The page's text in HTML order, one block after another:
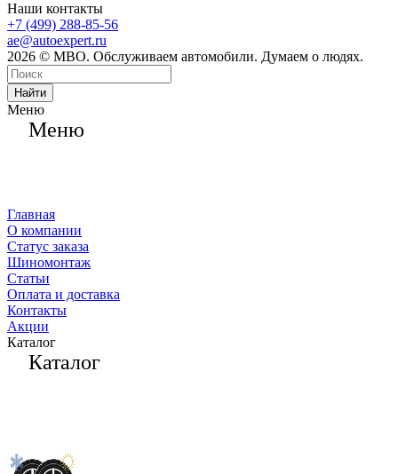
Наши контакты
+7 (499) 288-85-56
ae@autoexpert.ru
2026 © МВО. Обслуживаем автомобили. Думаем о людях.
Найти
Меню
Меню
Главная
О компании
Статус заказа
Шиномонтаж
Статьи
Оплата и доставка
Контакты
Акции
Каталог
Каталог